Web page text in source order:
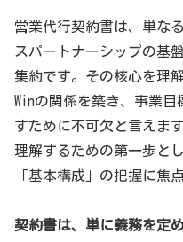
営業代行契約書は、単な
スパートナーシップの基
集約です。その核心を理
Winの関係を築き、事業
すために不可欠と言えま
理解するための第一歩と
「基本構成」の把握に焦
契約書は、単に義務を定